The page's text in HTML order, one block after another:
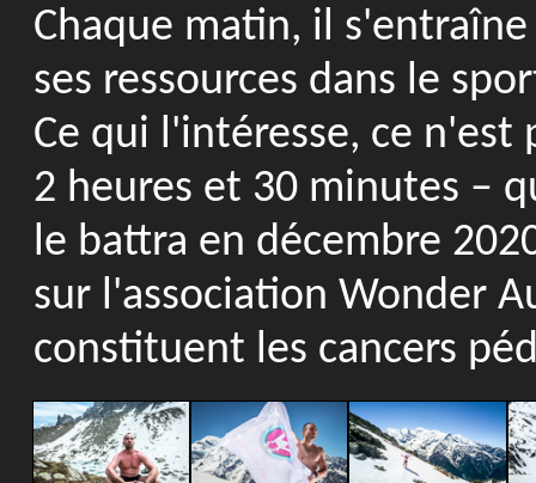
Chaque matin, il
ses ressources dans le
Ce qui l'intéresse, ce
2 heures et 30 minutes –
le battra en décembre
sur l'association Wonder
constituent les cancers